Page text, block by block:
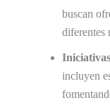
buscan
diferentes
incluyen